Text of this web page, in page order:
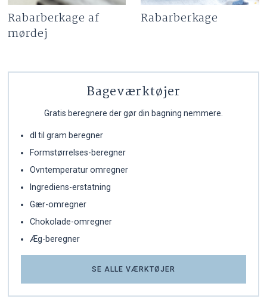
Rabarberkage af
mørdej
Rabarberkage
Bageværktøjer
Gratis beregnere der gør din bagning nemmere.
dl til gram beregner
Formstørrelses-beregner
Ovntemperatur omregner
Ingrediens-erstatning
Gær-omregner
Chokolade-omregner
Æg-beregner
SE ALLE VÆRKTØJER